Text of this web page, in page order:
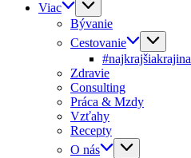
Viac
Bývanie
Cestovanie
#najkrajšiakrajina
Zdravie
Consulting
Práca & Mzdy
Vzťahy
Recepty
O nás